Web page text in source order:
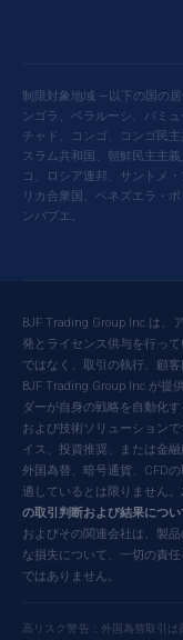
制限対象地域 —以下の国の
ンゴラ、ベラルーシ、バミ
チャド、コンゴ、コンゴ民
スラム共和国、朝鮮民主主
コ、ロシア連邦、サントメ
リカ合衆国、ベネズエラ・
ンバブエ。
BJF Trading Group Inc.は、
発とライセンス供与を行っ
ではなく、取引の執行、顧
BJF Trading Group Inc.が提
ダーが自身の戦略を自動化
および技術ソリューション
イス、投資推奨、または金
外国為替、暗号通貨、CFD
適しているとは限りません。
の取引判断および結果につい
およびその関連会社は、製
な損失について、一切の責
ではありません。
高リスク警告：外国為替取引